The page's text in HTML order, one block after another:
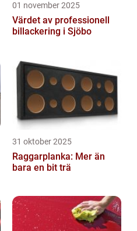
01 november 2025
Värdet av professionell
billackering i Sjöbo
31 oktober 2025
Raggarplanka: Mer än
bara en bit trä